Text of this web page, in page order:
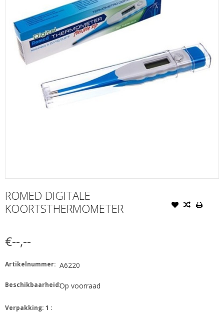
ROMED DIGITALE
KOORTSTHERMOMETER
€--,--
Artikelnummer: A6220
Beschikbaarheid:Op voorraad
Verpakking: 1 :